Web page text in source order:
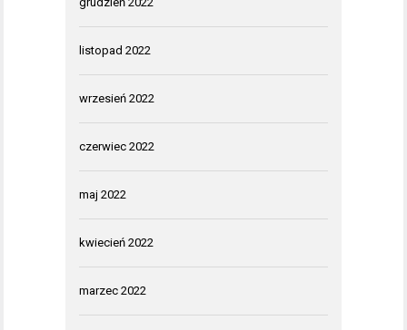
listopad 2022
wrzesień 2022
czerwiec 2022
maj 2022
kwiecień 2022
marzec 2022